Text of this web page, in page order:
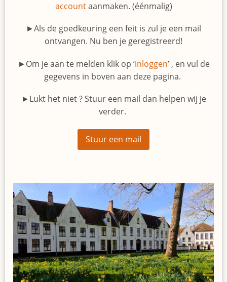
accountaanmaken. (éénmalig)
►Als de goedkeuring een feit is zul je een mail
ontvangen. Nu ben je geregistreerd!
►Om je aan te melden klik op ‘inloggen’ , en vul de
gegevens in boven aan deze pagina.
►Lukt het niet ? Stuur een mail dan helpen wij je
verder.
Stuur een mail